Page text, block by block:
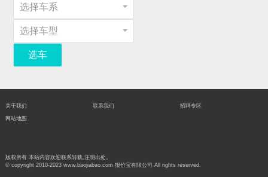
选择车系
选择车型
选车
关于我们 联系我们 招聘专区
网站地图
版权所有 本站内容欢迎联系转载,注明出处。
© copyright 2010-2023 www.baojiabao.com 报价宝有限公司 All rights reserved.